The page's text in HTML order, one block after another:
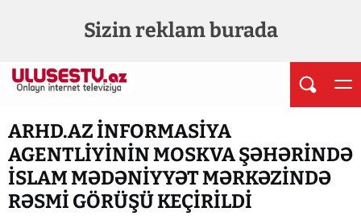
Sizin reklam burada
ARHD.AZ İNFORMASİYA
AGENTLİYİNİN MOSKVA ŞƏHƏRİNDƏ
İSLAM MƏDƏNİYYƏT MƏRKƏZİNDƏ
RƏSMİ GÖRÜŞÜ KEÇİRİLDİ